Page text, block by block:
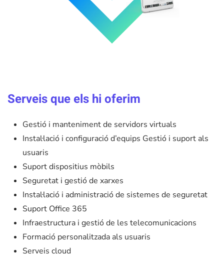
Serveis que els hi oferim
Gestió i manteniment de servidors virtuals
Instal·lació i configuració d’equips Gestió i suport als
usuaris
Suport dispositius mòbils
Seguretat i gestió de xarxes
Instal·lació i administració de sistemes de seguretat
Suport Office 365
Infraestructura i gestió de les telecomunicacions
Formació personalitzada als usuaris
Serveis cloud